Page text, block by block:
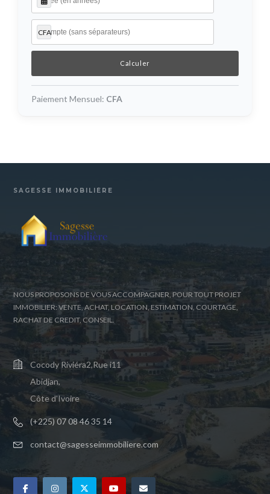
CFA
Paiement Mensuel: CFA
SAGESSE IMMOBILIÈRE
NOUS PROPOSONS DE VOUS ACCOMPAGNER, POUR TOUT PROJET
IMMOBILIER: VENTE, ACHAT, LOCATION, ESTIMATION, COURTAGE,
RACHAT DE CREDIT, CONSEIL.
Cocody Riviéra2,Rue i11
Abidjan,
Côte d'Ivoire
(+225) 07 08 46 35 14
contact@sagesseimmobiliere.com